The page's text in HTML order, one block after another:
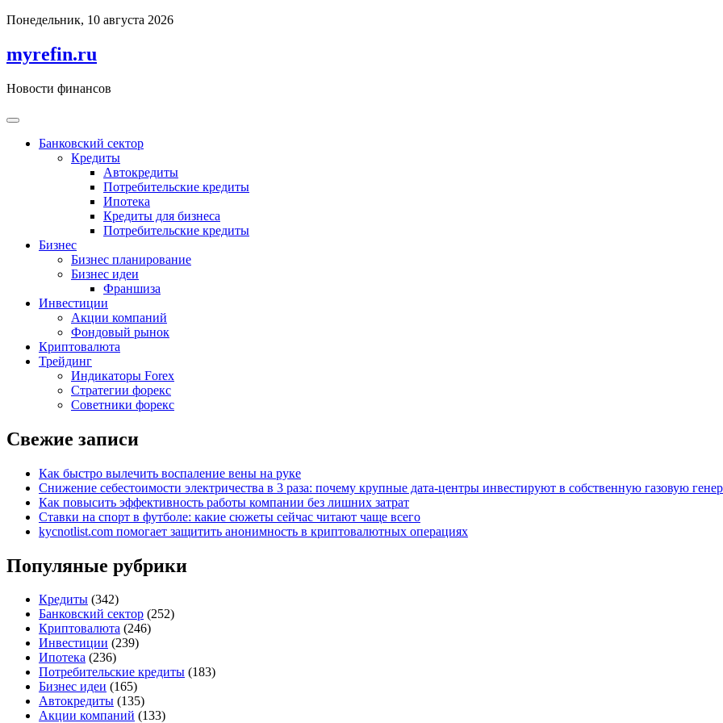
Перейти
содержимому
Понедельник, 10 августа 2026
myrefin.ru
Новости финансов
Банковский сектор
Кредиты
Автокредиты
Потребительские кредиты
Ипотека
Кредиты для бизнеса
Потребительские кредиты
Бизнес
Бизнес планирование
Бизнес идеи
Франшиза
Инвестиции
Акции компаний
Фондовый рынок
Криптовалюта
Трейдинг
Индикаторы Forex
Стратегии форекс
Советники форекс
Свежие записи
Как быстро вылечить воспаление вены на руке
Снижение себестоимости электричества в 3 раза: почему крупные дата-центры инвестируют в собственную газовую
Как повысить эффективность работы компании без лишних затрат
Ставки на спорт в футболе: какие сюжеты сейчас читают чаще всего
kycnotlist.com помогает защитить анонимность в криптовалютных операциях
Популяные рубрики
Кредиты (342)
Банковский сектор (252)
Криптовалюта (246)
Инвестиции (239)
Ипотека (236)
Потребительские кредиты (183)
Бизнес идеи (165)
Автокредиты (135)
Акции компаний (133)